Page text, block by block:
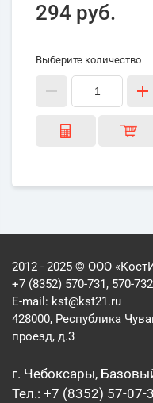
294 руб.
Выберите количество
2012 - 2025 © ООО
+7 (8352) 570-731, 570-
E-mail: kst@kst21.ru
428000, Республика
проезд, д.3
г. Чебоксары,
Тел.: +7 (8352) 57-07-